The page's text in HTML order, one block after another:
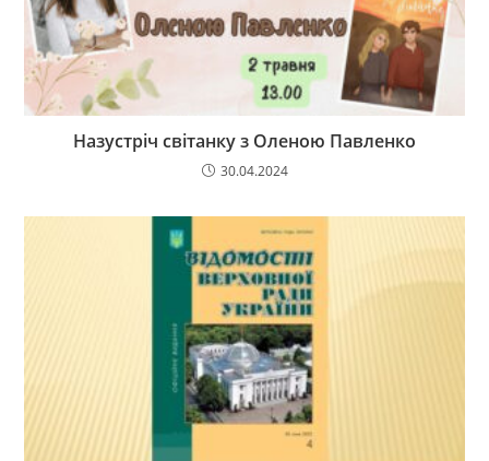
Назустріч світанку з Оленою Павленко
30.04.2024